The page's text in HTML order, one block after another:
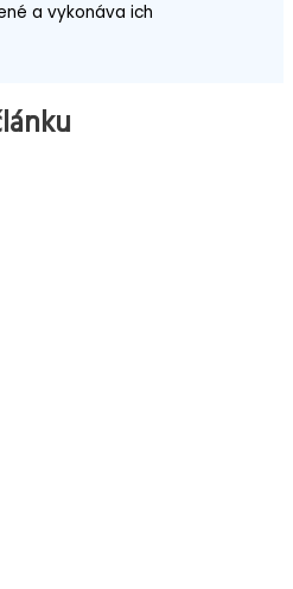
a vykonáva ich